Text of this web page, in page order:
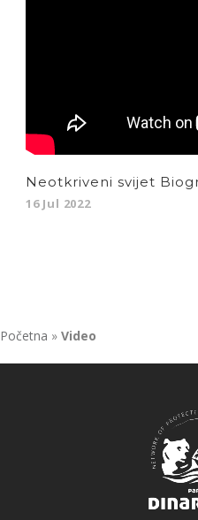
Neotkriveni svijet
16 Jul 2022
Početna » Video